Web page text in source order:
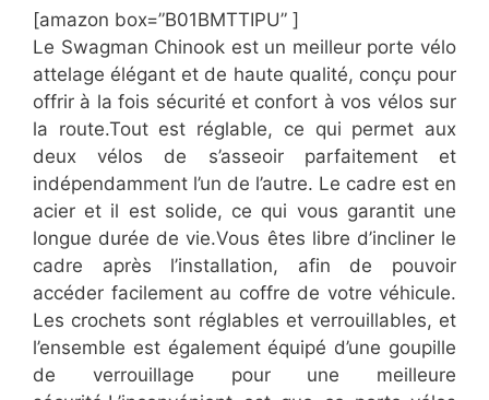
[amazon box=”​​B01BMTTIPU” ]
​Le Swagman Chinook est un meilleur porte vélo
attelage élégant et de haute qualité, conçu pour
offrir à la fois sécurité et confort à vos vélos sur
la route.Tout est réglable, ce qui permet aux
deux vélos de s’asseoir parfaitement et
indépendamment l’un de l’autre. Le cadre est en
acier et il est solide, ce qui vous garantit une
longue durée de vie.Vous êtes libre d’incliner le
cadre après l’installation, afin de pouvoir
accéder facilement au coffre de votre véhicule.
Les crochets sont réglables et verrouillables, et
l’ensemble est également équipé d’une goupille
de verrouillage pour une meilleure